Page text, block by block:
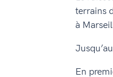
terrains
à
En